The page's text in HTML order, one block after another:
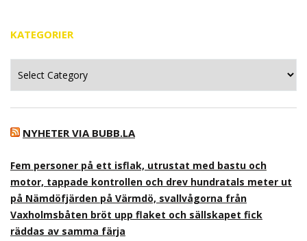
KATEGORIER
NYHETER VIA BUBB.LA
Fem personer på ett isflak, utrustat med bastu och
motor, tappade kontrollen och drev hundratals meter ut
på Nämdöfjärden på Värmdö, svallvågorna från
Vaxholmsbåten bröt upp flaket och sällskapet fick
räddas av samma färja